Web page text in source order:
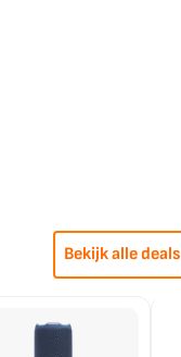
Bekijk alle deals